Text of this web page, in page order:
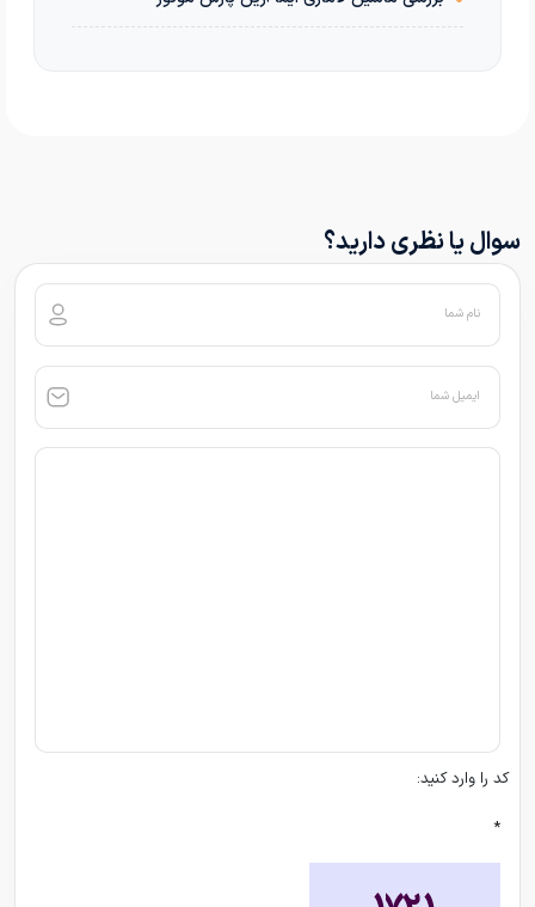
سوال یا نظری دارید؟
نام شما
ایمیل شما
کد را وارد کنید:
*